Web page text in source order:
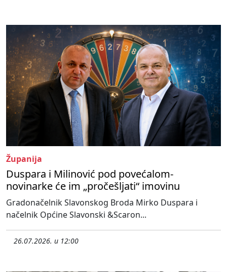
Županija
Duspara i Milinović pod povećalom-
novinarke će im „pročešljati“ imovinu
Gradonačelnik Slavonskog Broda Mirko Duspara i
načelnik Općine Slavonski &Scaron...
26.07.2026. u 12:00